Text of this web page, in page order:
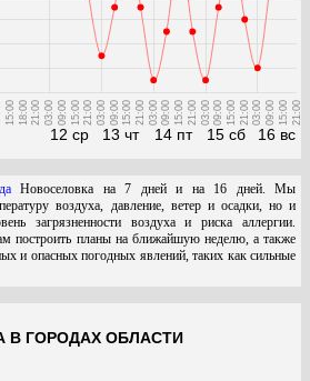
15:00 18:0021:00
12 ср
03:00 09:00 15:0021:00
13 чт
03:00 09:0015:00 21:00
14 пт
03:0009:00 15:00 21:00
15 сб
03:0009:00 15:00 21:00
16 вс
03:00 09:00 15:00 21:00
Новоселовка на 7 дней и на 16 дней. Мы
воздуха, давление, ветер и осадки, но и
загрязненности воздуха и риска аллергии.
построить планы на ближайшую неделю, а также
и опасных погодных явлений, таких как сильные
В ГОРОДАХ ОБЛАСТИ